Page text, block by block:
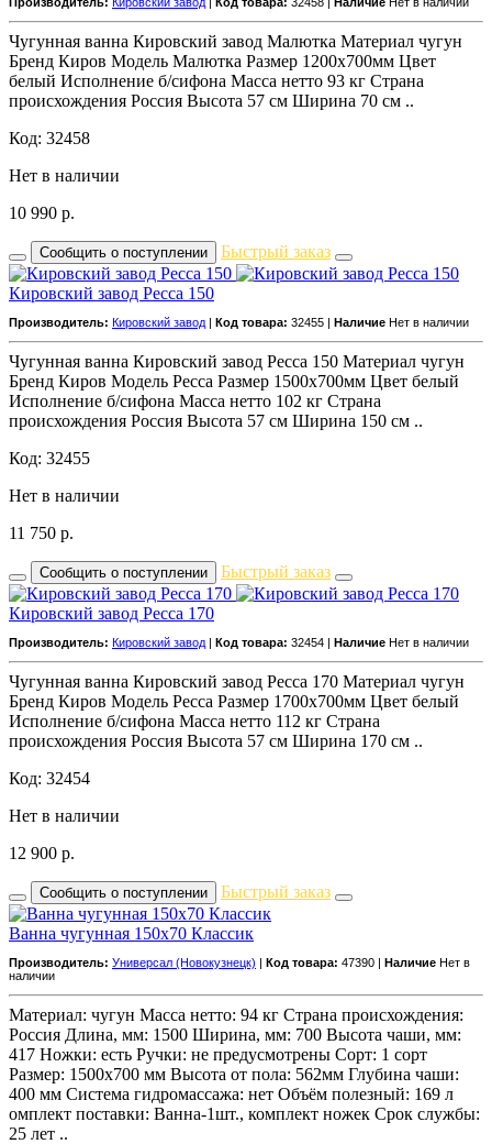
Чугунная ванна Кировский завод Малютка Материал чугун
Бренд Киров Модель Малютка Размер 1200х700мм Цвет
белый Исполнение б/сифона Масса нетто 93 кг Страна
происхождения Россия Высота 57 см Ширина 70 см ..
Код: 32458
Нет в наличии
10 990 р.
Сообщить о поступлении Быстрый заказ
Кировский завод Ресса 150
Производитель: Кировский завод | Код товара: 32455 | Наличие Нет в наличии
Чугунная ванна Кировский завод Ресса 150 Материал чугун
Бренд Киров Модель Ресса Размер 1500х700мм Цвет белый
Исполнение б/сифона Масса нетто 102 кг Страна
происхождения Россия Высота 57 см Ширина 150 см ..
Код: 32455
Нет в наличии
11 750 р.
Сообщить о поступлении Быстрый заказ
Кировский завод Ресса 170
Производитель: Кировский завод | Код товара: 32454 | Наличие Нет в наличии
Чугунная ванна Кировский завод Ресса 170 Материал чугун
Бренд Киров Модель Ресса Размер 1700х700мм Цвет белый
Исполнение б/сифона Масса нетто 112 кг Страна
происхождения Россия Высота 57 см Ширина 170 см ..
Код: 32454
Нет в наличии
12 900 р.
Сообщить о поступлении Быстрый заказ
Ванна чугунная 150x70 Классик
Производитель: Универсал (Новокузнецк) | Код товара: 47390 | Наличие Нет в
наличии
Материал: чугун Масса нетто: 94 кг Страна происхождения:
Россия Длина, мм: 1500 Ширина, мм: 700 Высота чаши, мм:
417 Ножки: есть Ручки: не предусмотрены Сорт: 1 сорт
Размер: 1500х700 мм Высота от пола: 562мм Глубина чаши:
400 мм Система гидромассажа: нет Объём полезный: 169 л
омплект поставки: Ванна-1шт., комплект ножек Срок службы:
25 лет ..